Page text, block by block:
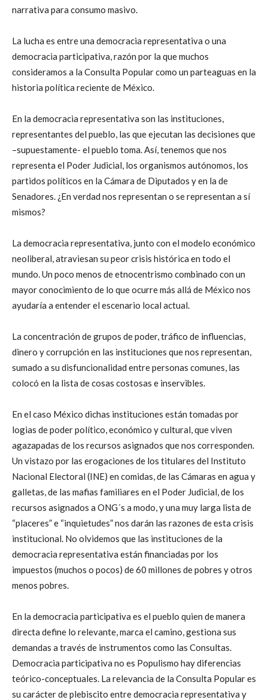
narrativa para consumo masivo.
La lucha es entre una democracia representativa o una
democracia participativa, razón por la que muchos
consideramos a la Consulta Popular como un parteaguas en la
historia política reciente de México.
En la democracia representativa son las instituciones,
representantes del pueblo, las que ejecutan las decisiones que
–supuestamente- el pueblo toma. Así, tenemos que nos
representa el Poder Judicial, los organismos autónomos, los
partidos políticos en la Cámara de Diputados y en la de
Senadores. ¿En verdad nos representan o se representan a sí
mismos?
La democracia representativa, junto con el modelo económico
neoliberal, atraviesan su peor crisis histórica en todo el
mundo. Un poco menos de etnocentrismo combinado con un
mayor conocimiento de lo que ocurre más allá de México nos
ayudaría a entender el escenario local actual.
La concentración de grupos de poder, tráfico de influencias,
dinero y corrupción en las instituciones que nos representan,
sumado a su disfuncionalidad entre personas comunes, las
colocó en la lista de cosas costosas e inservibles.
En el caso México dichas instituciones están tomadas por
logias de poder político, económico y cultural, que viven
agazapadas de los recursos asignados que nos corresponden.
Un vistazo por las erogaciones de los titulares del Instituto
Nacional Electoral (INE) en comidas, de las Cámaras en agua y
galletas, de las mafias familiares en el Poder Judicial, de los
recursos asignados a ONG´s a modo, y una muy larga lista de
“placeres” e “inquietudes” nos darán las razones de esta crisis
institucional. No olvidemos que las instituciones de la
democracia representativa están financiadas por los
impuestos (muchos o pocos) de 60 millones de pobres y otros
menos pobres.
En la democracia participativa es el pueblo quien de manera
directa define lo relevante, marca el camino, gestiona sus
demandas a través de instrumentos como las Consultas.
Democracia participativa no es Populismo hay diferencias
teórico-conceptuales. La relevancia de la Consulta Popular es
su carácter de plebiscito entre democracia representativa y